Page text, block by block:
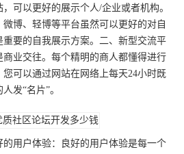
可以更好的展示个人/企业或者机构。
博、轻博等平台虽然可以更好的对自
要的自我展示方案。二、新型交流平
业交往。每个精明的商人都懂得进行
可以通过网站在网络上每天24小时既
发“名片”。
的用户体验：良好的用户体验是每一个